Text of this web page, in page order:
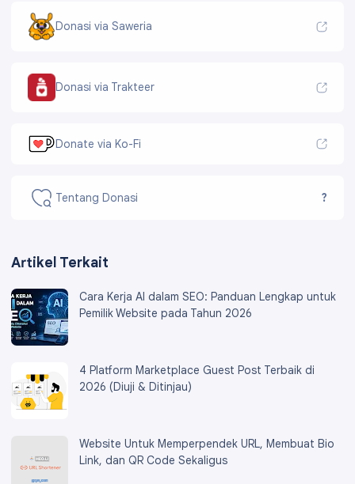
Donasi via Saweria
Donasi via Trakteer
Donate via Ko-Fi
Tentang Donasi ?
Artikel Terkait
Cara Kerja AI dalam SEO: Panduan Lengkap untuk
Pemilik Website pada Tahun 2026
4 Platform Marketplace Guest Post Terbaik di
2026 (Diuji & Ditinjau)
Website Untuk Memperpendek URL, Membuat Bio
Link, dan QR Code Sekaligus